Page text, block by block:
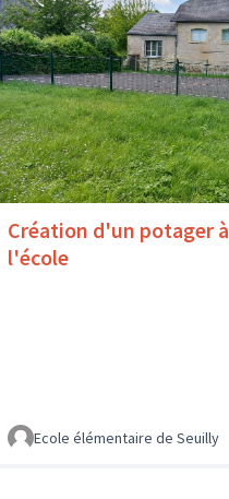
Création d'un potager à
l'école
Ecole élémentaire de Seuilly